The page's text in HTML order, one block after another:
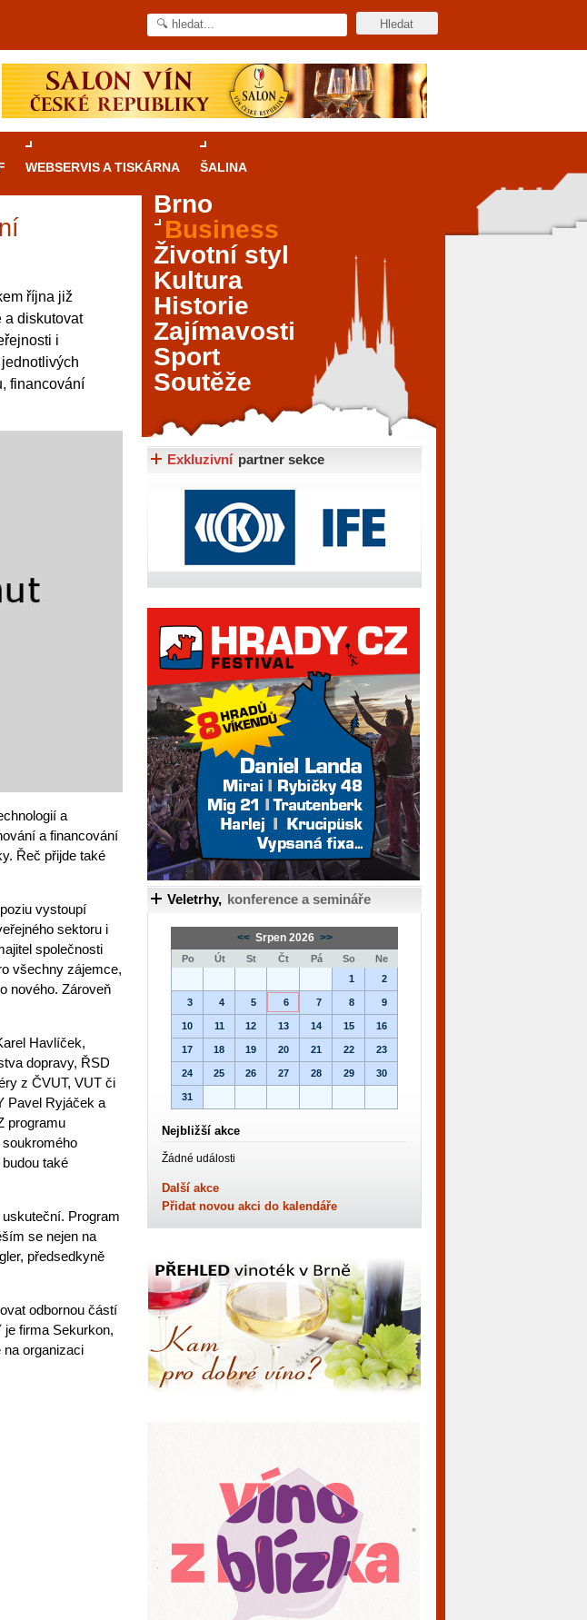
WEBSERVIS A TISKÁRNA ŠALINA
října již
a diskutovat
i
financování
a
a financování
Řeč přijde také
vystoupí
sektoru i
společnosti
všechny zájemce,
nového. Zároveň
Havlíček,
dopravy, ŘSD
z ČVUT, VUT či
Pavel Ryjáček a
programu
také
Program
se nejen na
předsedkyně
odbornou částí
firma Sekurkon,
organizaci
v Brně: Od
památky, skvělé
Mimo jiné je ale také
bezpečně vyzkoušet
kvetoucí moravské
her od klasické
jak pro pravidelné
Brno
Business
Životní styl
Kultura
Historie
Zajímavosti
Sport
Soutěže
Exkluzivní partner sekce
Veletrhy, konference a semináře
<< Srpen 2026 >>
Po Út St Čt Pá So
Ne
1
2
3 4 5 6 7 8 9
10 11 12 13 14 15 16
17 18 19 20 21 22 23
24 25 26 27 28 29 30
31
Nejbližší akce
Žádné události
Další akce
Přidat novou akci do kalendáře